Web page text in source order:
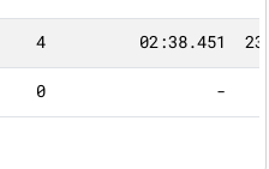
4 02:38.451
0 -